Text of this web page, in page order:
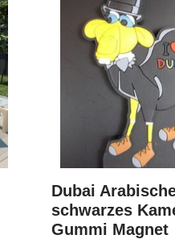
Dubai
schwarzes
Gummi Magnet